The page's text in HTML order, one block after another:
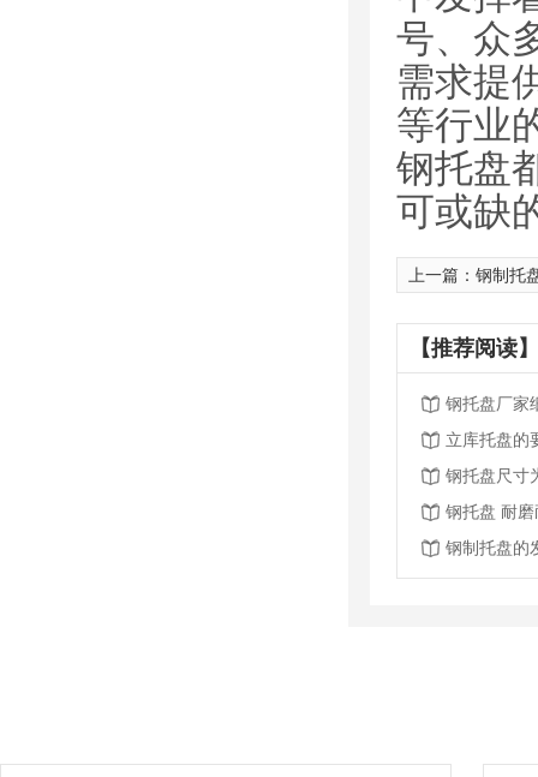
号、众
需求提
等行业
钢托盘
可或缺
上一篇： 钢制托盘
【推荐阅读
钢托盘厂家
立库托盘的
钢托盘尺寸
钢托盘 耐
钢制托盘的